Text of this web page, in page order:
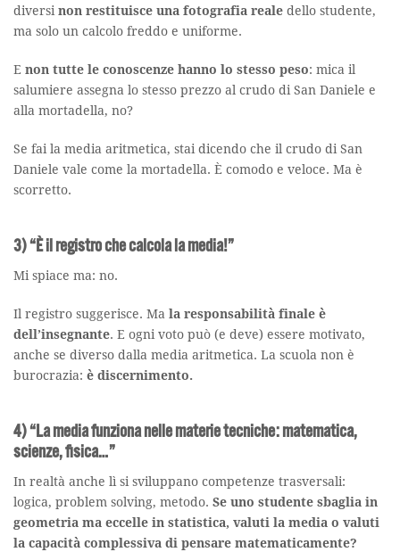
diversinon restituisce una fotografia reale dello studente,
ma solo un calcolo freddo e uniforme.
E non tutte le conoscenze hanno lo stesso peso: mica il
salumiere assegna lo stesso prezzo al crudo di San Daniele e
alla mortadella, no?
Se fai la media aritmetica, stai dicendo che il crudo di San
Daniele vale come la mortadella. È comodo e veloce. Ma è
scorretto.
3) “È il registro che calcola la media!”
Mi spiace ma: no.
Il registro suggerisce. Ma la responsabilità finale è
dell’insegnante. E ogni voto può (e deve) essere motivato,
anche se diverso dalla media aritmetica. La scuola non è
burocrazia: è discernimento.
4) “La media funziona nelle materie tecniche: matematica,
scienze, fisica…”
In realtà anche lì si sviluppano competenze trasversali:
logica, problem solving, metodo. Se uno studente sbaglia in
geometria ma eccelle in statistica, valuti la media o valuti
la capacità complessiva di pensare matematicamente?